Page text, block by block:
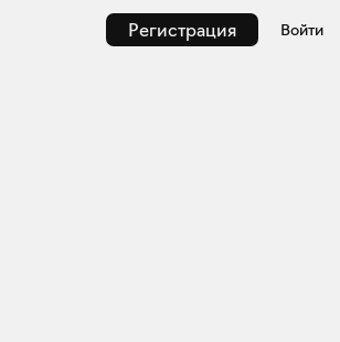
Регистрация Войти